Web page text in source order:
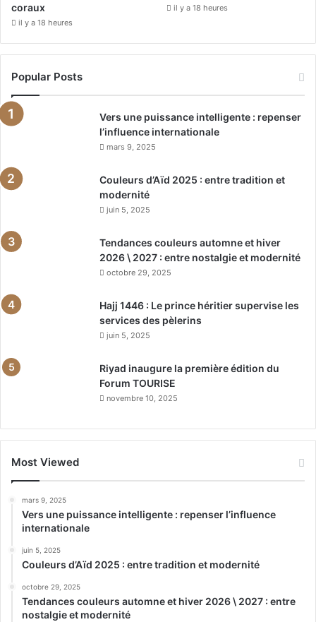
coraux
il y a 18 heures
il y a 18 heures
Popular Posts
Vers une puissance intelligente : repenser
l’influence internationale
mars 9, 2025
Couleurs d’Aïd 2025 : entre tradition et
modernité
juin 5, 2025
Tendances couleurs automne et hiver
2026 \ 2027 : entre nostalgie et modernité
octobre 29, 2025
Hajj 1446 : Le prince héritier supervise les
services des pèlerins
juin 5, 2025
Riyad inaugure la première édition du
Forum TOURISE
novembre 10, 2025
Most Viewed
mars 9, 2025
Vers une puissance intelligente : repenser l’influence
internationale
juin 5, 2025
Couleurs d’Aïd 2025 : entre tradition et modernité
octobre 29, 2025
Tendances couleurs automne et hiver 2026 \ 2027 : entre
nostalgie et modernité